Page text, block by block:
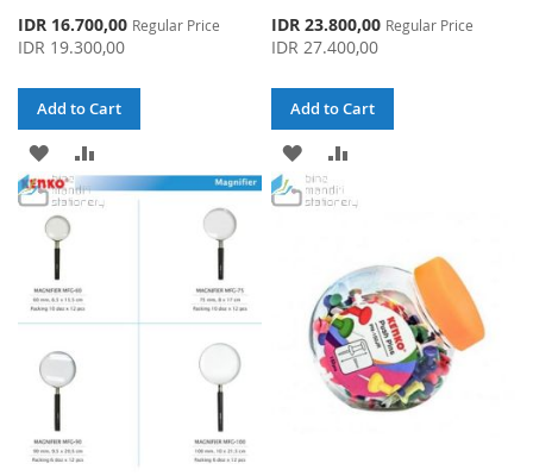
Special
Price
IDR 16.700,00 Regular Price
IDR 19.300,00
Add to Cart
ADD
TO
WISH
LIST
TO
Special
Price
IDR 23.800,00 Regular Price
IDR 27.400,00
Add to Cart
ADD
TO
LIST